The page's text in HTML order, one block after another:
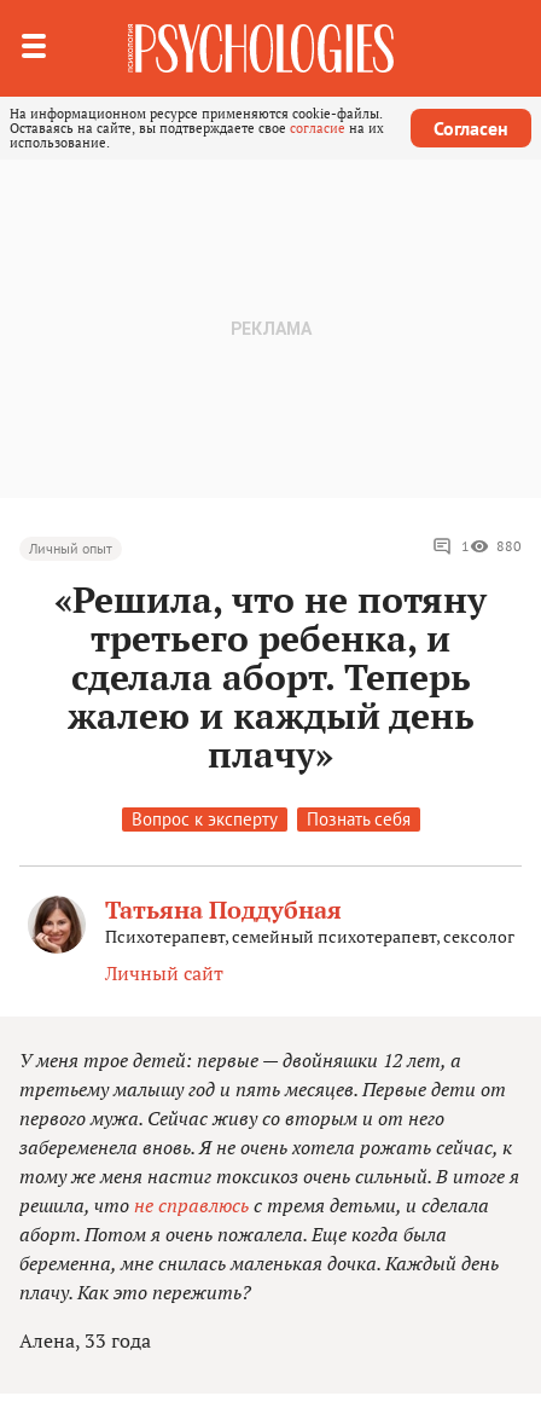
На информационном ресурсе применяются cookie-файлы.
Оставаясь на сайте, вы подтверждаете свое согласие на их
использование.
Согласен
Личный опыт 1 880
«Решила, что не потяну
третьего ребенка, и
сделала аборт. Теперь
жалею и каждый день
плачу»
Вопрос к эксперту Познать себя
Татьяна Поддубная
Психотерапевт, семейный психотерапевт, сексолог
Личный сайт
У меня трое детей: первые — двойняшки 12 лет, а
третьему малышу год и пять месяцев. Первые дети от
первого мужа. Сейчас живу со вторым и от него
забеременела вновь. Я не очень хотела рожать сейчас, к
тому же меня настиг токсикоз очень сильный. В итоге я
решила, чтоне справлюсьс тремя детьми, и сделала
аборт. Потом я очень пожалела. Еще когда была
беременна, мне снилась маленькая дочка. Каждый день
плачу. Как это пережить?
Алена, 33 года